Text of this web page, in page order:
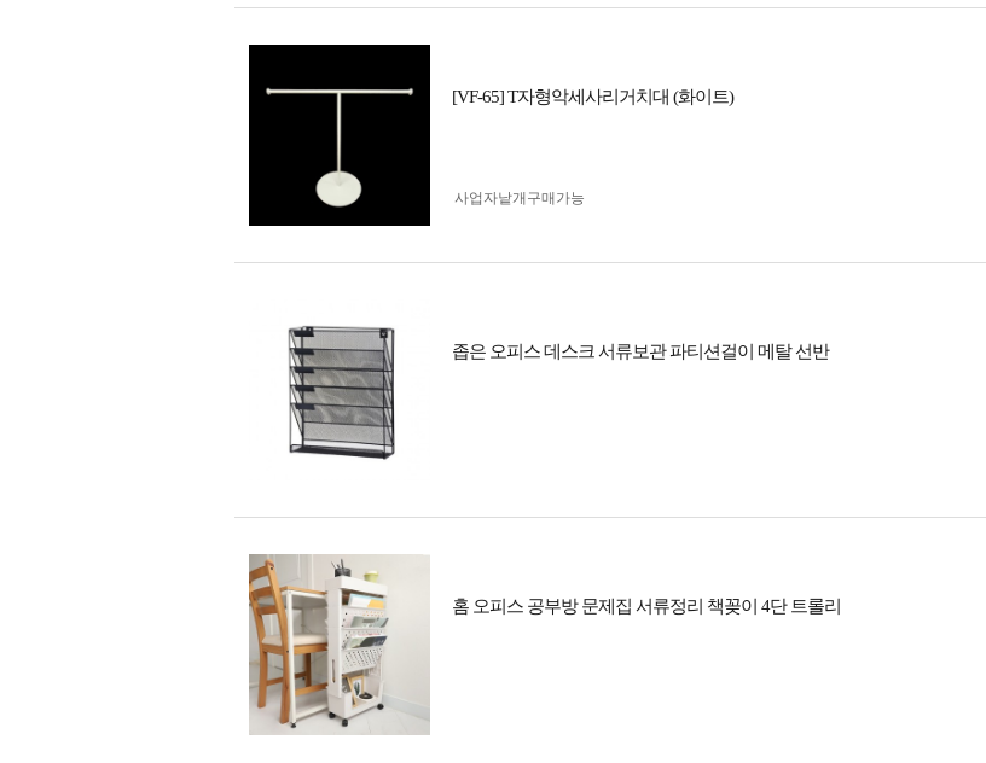
[VF-65] T자형악세사리거치대 (화이트)
사업자 낱개구매가능
좁은 오피스 데스크 서류보관 파티션걸이 메탈 선반
홈 오피스 공부방 문제집 서류정리 책꽂이 4단 트롤리